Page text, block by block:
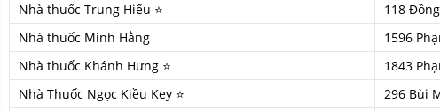
Nhà thuốc Trung Hiếu ⭐
118
Nhà thuốc Minh Hằng
1596
Nhà thuốc Khánh Hưng ⭐
1843
Nhà Thuốc Ngọc Kiều Key ⭐
296 Bùi